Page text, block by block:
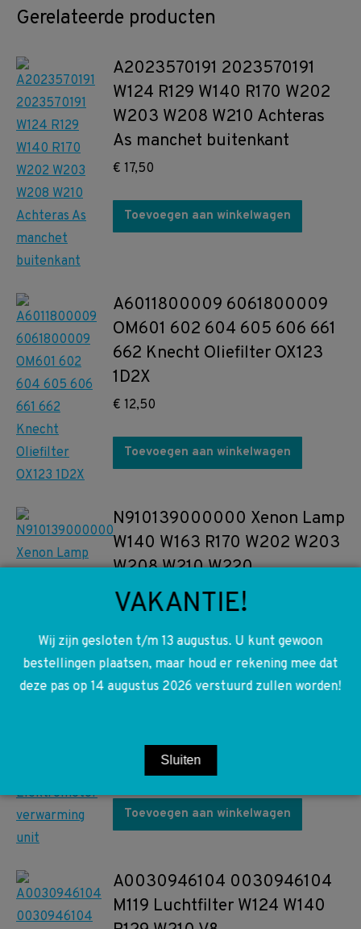
Gerelateerde producten
A2023570191 2023570191
W124 R129 W140 R170 W202
W203 W208 W210 Achteras
As manchet buitenkant
€ 17,50
Toevoegen aan winkelwagen
A6011800009 6061800009
OM601 602 604 605 606 661
662 Knecht Oliefilter OX123
1D2X
€ 12,50
Toevoegen aan winkelwagen
N910139000000 Xenon Lamp
W140 W163 R170 W202 W203
W208 W210 W220
€ 85,00
Toevoegen aan winkelwagen
A1408203542 1408203542
Toevoegen aan winkelwagen
A0030946104 0030946104
M119 Luchtfilter W124 W140
VAKANTIE!
Wij zijn gesloten t/m 13 augustus. U kunt gewoon
bestellingen plaatsen, maar houd er rekening mee dat
deze pas op 14 augustus 2026 verstuurd zullen worden!
Sluiten